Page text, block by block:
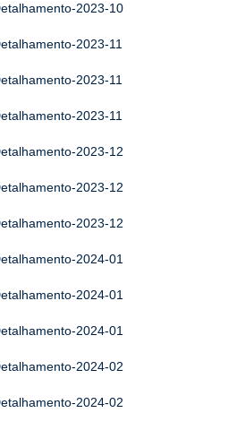
2023-10
2023-11
2023-11
2023-11
2023-12
2023-12
2023-12
2024-01
2024-01
2024-01
2024-02
2024-02